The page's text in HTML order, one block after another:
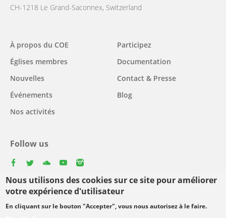
Nous utilisons des cookies sur ce site pour améliorer
votre expérience d'utilisateur
En cliquant sur le bouton "Accepter", vous nous autorisez à le faire.
CH-1218 Le Grand-Saconnex, Switzerland
Main
navigation
À propos du COE
Églises membres
Nouvelles
Événements
Nos activités
Participez
Documentation
Contact & Presse
Blog
Follow us
Select
your
Footer